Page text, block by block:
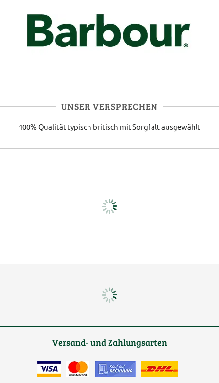
UNSER VERSPRECHEN
100% Qualität typisch britisch mit Sorgfalt ausgewählt
Versand- und Zahlungsarten